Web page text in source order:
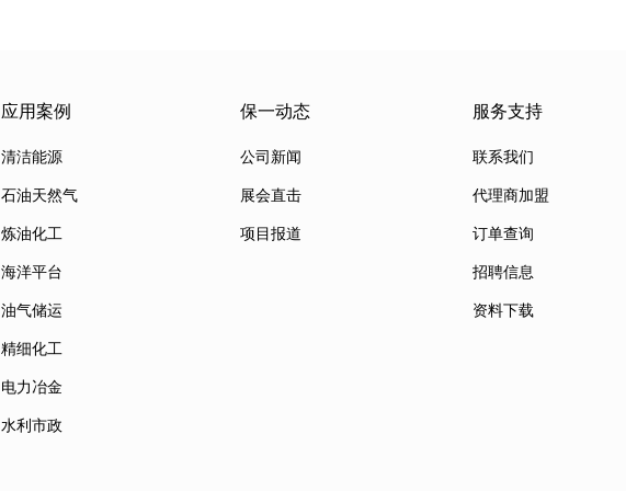
应用案例
清洁能源
石油天然气
炼油化工
海洋平台
油气储运
精细化工
电力冶金
水利市政
保一动态
公司新闻
展会直击
项目报道
服务支持
联系我们
代理商加盟
订单查询
招聘信息
资料下载